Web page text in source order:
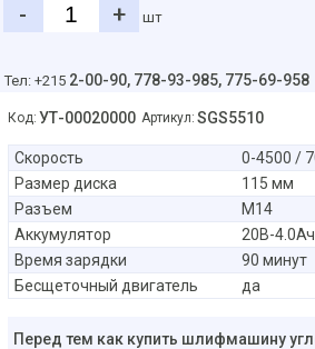
-
+ шт
Тел: +215 2-00-90, 778-93-985, 775-69-958
Код: УТ-00020000 Артикул: SGS5510
Скорость
0-4500 /
Размер диска
115 мм
Разъем
М14
Аккумулятор
20В-
Время зарядки
90 минут
Бесщеточный двигатель
да
Перед тем как купить шлифмашину